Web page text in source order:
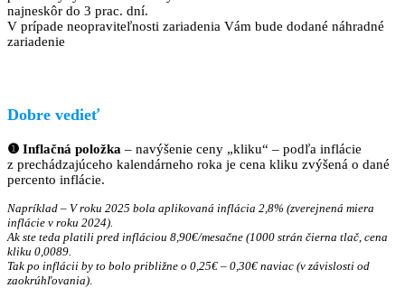
najneskôr do 3 prac. dní.
V prípade neopraviteľnosti zariadenia Vám bude dodané náhradné
zariadenie
Dobre vedieť
❶ Inflačná položka – navýšenie ceny „kliku“ – podľa inflácie
z prechádzajúceho kalendárneho roka je cena kliku zvýšená o dané
percento inflácie.
Napríklad – V roku 2025 bola aplikovaná inflácia 2,8% (zverejnená miera
inflácie v roku 2024).
Ak ste teda platili pred infláciou 8,90€/mesačne (1000 strán čierna tlač, cena
kliku 0,0089.
Tak po inflácii by to bolo približne o 0,25€ – 0,30€ naviac (v závislosti od
zaokrúhľovania)